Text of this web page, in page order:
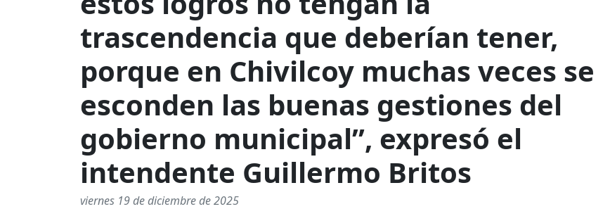
trascendencia que deberían tener,
porque en Chivilcoy muchas veces se
esconden las buenas gestiones del
gobierno municipal”, expresó el
intendente Guillermo Britos
viernes 19 de diciembre de 2025